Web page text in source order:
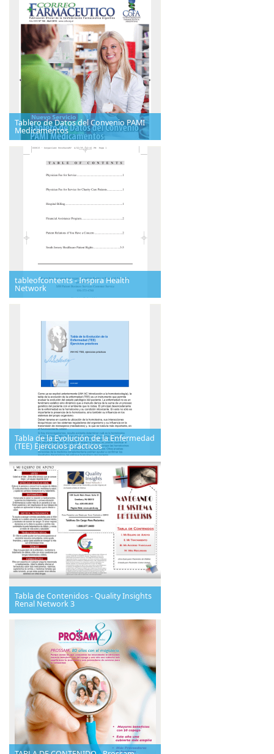
Tablero de Datos del Convenio PAMI
Medicamentos
tableofcontents - Inspira Health
Network
Tabla de la Evolución de la Enfermedad
(TEE) Ejercicios prácticos
Tabla de Contenidos - Quality Insights
Renal Network 3